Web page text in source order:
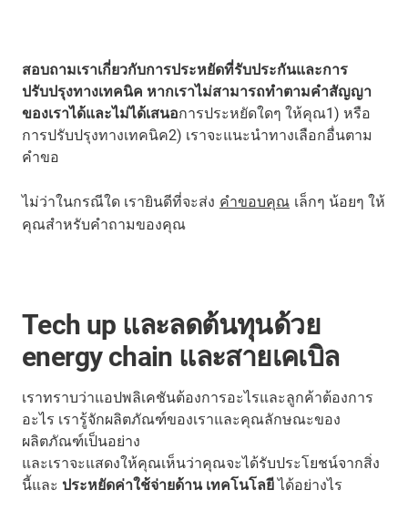
สอบถามเราเกี่ยวกับการประหยัดที่รับประกันและการ
ปรับปรุงทางเทคนิค หากเราไม่สามารถทำตามคำสัญญา
ของเราได้และไม่ได้เสนอการประหยัดใดๆ ให้คุณ1) หรือ
การปรับปรุงทางเทคนิค2) เราจะแนะนำทางเลือกอื่นตาม
คำขอ
ไม่ว่าในกรณีใด เรายินดีที่จะส่ง คำขอบคุณ เล็กๆ น้อยๆ ให้
คุณสำหรับคำถามของคุณ
Tech up และลดต้นทุนด้วย
energy chain และสายเคเบิล
เราทราบว่าแอปพลิเคชันต้องการอะไรและลูกค้าต้องการ
อะไร เรารู้จักผลิตภัณฑ์ของเราและคุณลักษณะของ
ผลิตภัณฑ์เป็นอย่าง
และเราจะแสดงให้คุณเห็นว่าคุณจะได้รับประโยชน์จากสิ่ง
นี้และ ประหยัดค่าใช้จ่ายด้าน เทคโนโลยีได้อย่างไร